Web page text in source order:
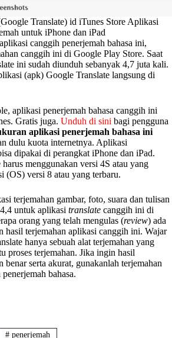
Translate) id iTunes Store Aplikasi
untuk iPhone dan iPad
canggih penerjemah bahasa ini,
canggih ini di Google Play Store. Saat
ini sudah diunduh sebanyak 4,7 juta kali.
(apk) Google Translate langsung di
aplikasi penerjemah bahasa canggih ini
Gratis juga. Unduh di sini bagi pengguna
aplikasi penerjemah bahasa ini
dulu kuota internetnya. Aplikasi
dipakai di perangkat iPhone dan iPad.
menggunakan versi 4S atau yang
(OS) versi 8 atau yang terbaru.
terjemahan gambar, foto, suara dan tulisan
untuk aplikasi translate canggih ini di
orang yang telah mengulas (review) ada
hasil terjemahan aplikasi canggih ini. Wajar
hanya sebuah alat terjemahan yang
proses terjemahan. Jika ingin hasil
benar serta akurat, gunakanlah terjemahan
bahasa.
# penerjemah